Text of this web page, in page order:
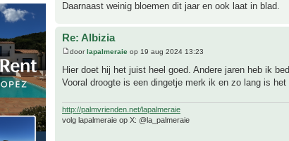
Daarnaast weinig bloemen dit jaar en ook laat in blad.
Re: Albizia
doorlapalmeraie op 19 aug 2024 13:23
Hier doet hij het juist heel goed. Andere jaren heb ik
Vooral droogte is een dingetje merk ik en zo lang is
http://palmvrienden.net/lapalmeraie
volg lapalmeraie op X: @la_palmeraie